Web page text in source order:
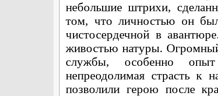
небольшие штрихи,
том, что личностью он
чистосердечной в
живостью натуры.
службы, особенно
непреодолимая страсть к
позволили герою после